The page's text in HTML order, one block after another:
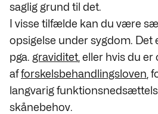
saglig grund til det.
I visse tilfælde kan du være
opsigelse under sygdom. Det
pga. graviditet , eller hvis du
afforskelsbehandlingsloven ,
langvarig
skånebehov.